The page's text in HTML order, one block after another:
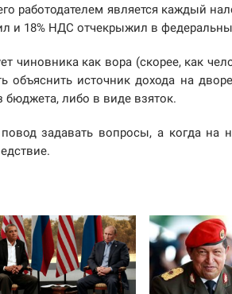
работодателем является каждый
и 18% НДС отчекрыжил в
чиновника как вора (скорее, как
объяснить источник дохода на
бюджета, либо в виде взяток.
задавать вопросы, а когда на